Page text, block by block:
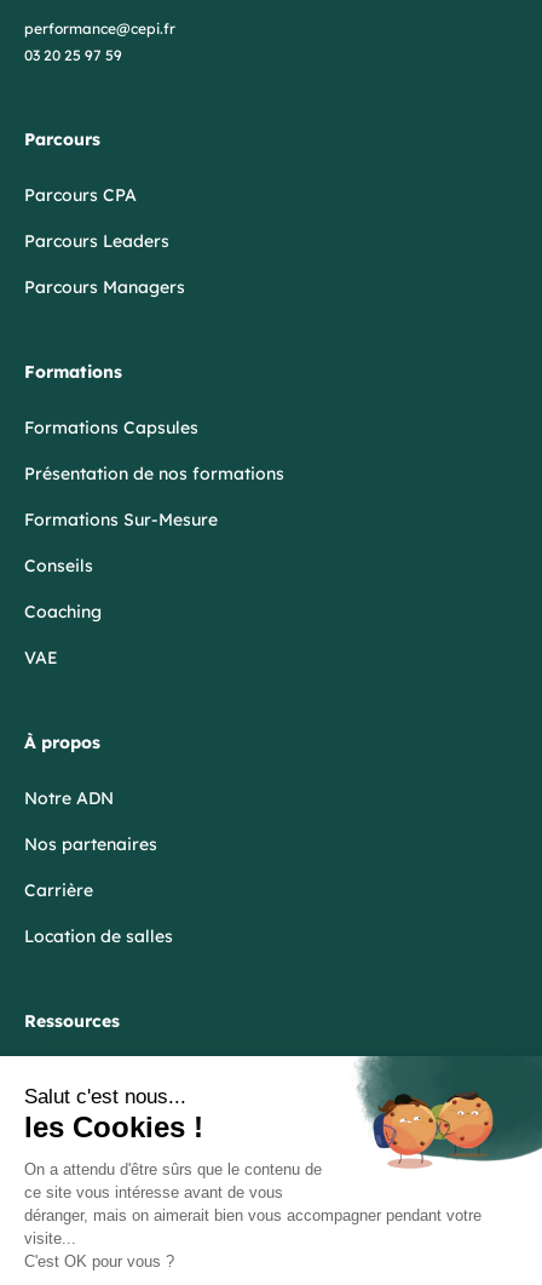
performance@cepi.fr
03 20 25 97 59
Parcours
Parcours CPA
Parcours Leaders
Parcours Managers
Formations
Formations Capsules
Présentation de nos formations
Formations Sur-Mesure
Conseils
Coaching
VAE
À propos
Notre ADN
Nos partenaires
Carrière
Location de salles
Ressources
FAQ
Lexique